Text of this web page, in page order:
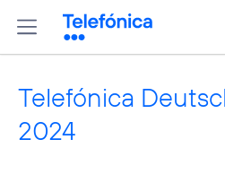
Telefónica
2024